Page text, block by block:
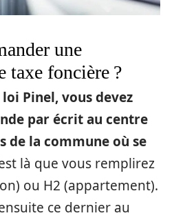
une
taxe foncière ?
Pinel, vous devez
par écrit au centre
de la commune où se
là que vous remplirez
ou H2 (appartement).
ce dernier au